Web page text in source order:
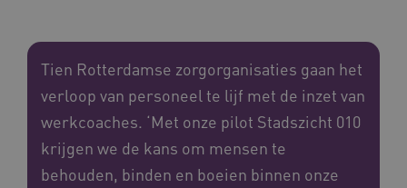
Tien Rotterdamse zorgorganisaties gaan het
verloop van personeel te lijf met de inzet van
werkcoaches. ‘Met onze pilot Stadszicht 010
krijgen we de kans om mensen te
behouden, binden en boeien binnen onze